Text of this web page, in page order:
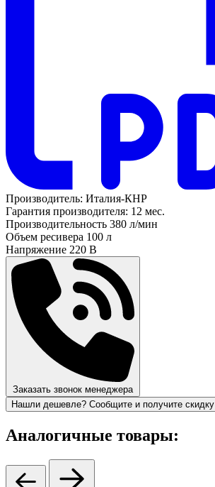
Производитель: Италия-КНР
Гарантия производителя: 12 мес.
Производительность 380 л/мин
Объем ресивера 100 л
Напряжение 220 В
Заказать звонок менеджера
Нашли дешевле? Сообщите и получите скидку
Аналогичные товары: